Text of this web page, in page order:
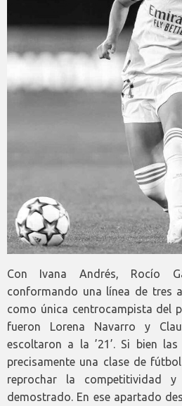
Con Ivana Andrés, Rocío
conformando una línea de tres
como única centrocampista del
fueron Lorena Navarro y
escoltaron a la ’21’. Si bien
precisamente una clase de
reprochar la competitividad
demostrado. En ese apartado